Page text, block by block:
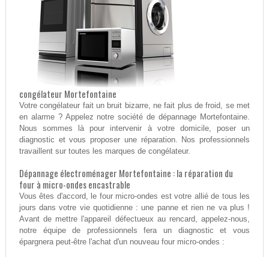
congélateur Mortefontaine
Votre congélateur fait un bruit bizarre, ne fait plus de froid, se met
en alarme ? Appelez notre société de dépannage Mortefontaine.
Nous sommes là pour intervenir à votre domicile, poser un
diagnostic et vous proposer une réparation. Nos professionnels
travaillent sur toutes les marques de congélateur.
Dépannage électroménager Mortefontaine : la réparation du
four à micro-ondes encastrable
Vous êtes d'accord, le four micro-ondes est votre allié de tous les
jours dans votre vie quotidienne : une panne et rien ne va plus !
Avant de mettre l'appareil défectueux au rencard, appelez-nous,
notre équipe de professionnels fera un diagnostic et vous
épargnera peut-être l'achat d'un nouveau four micro-ondes :